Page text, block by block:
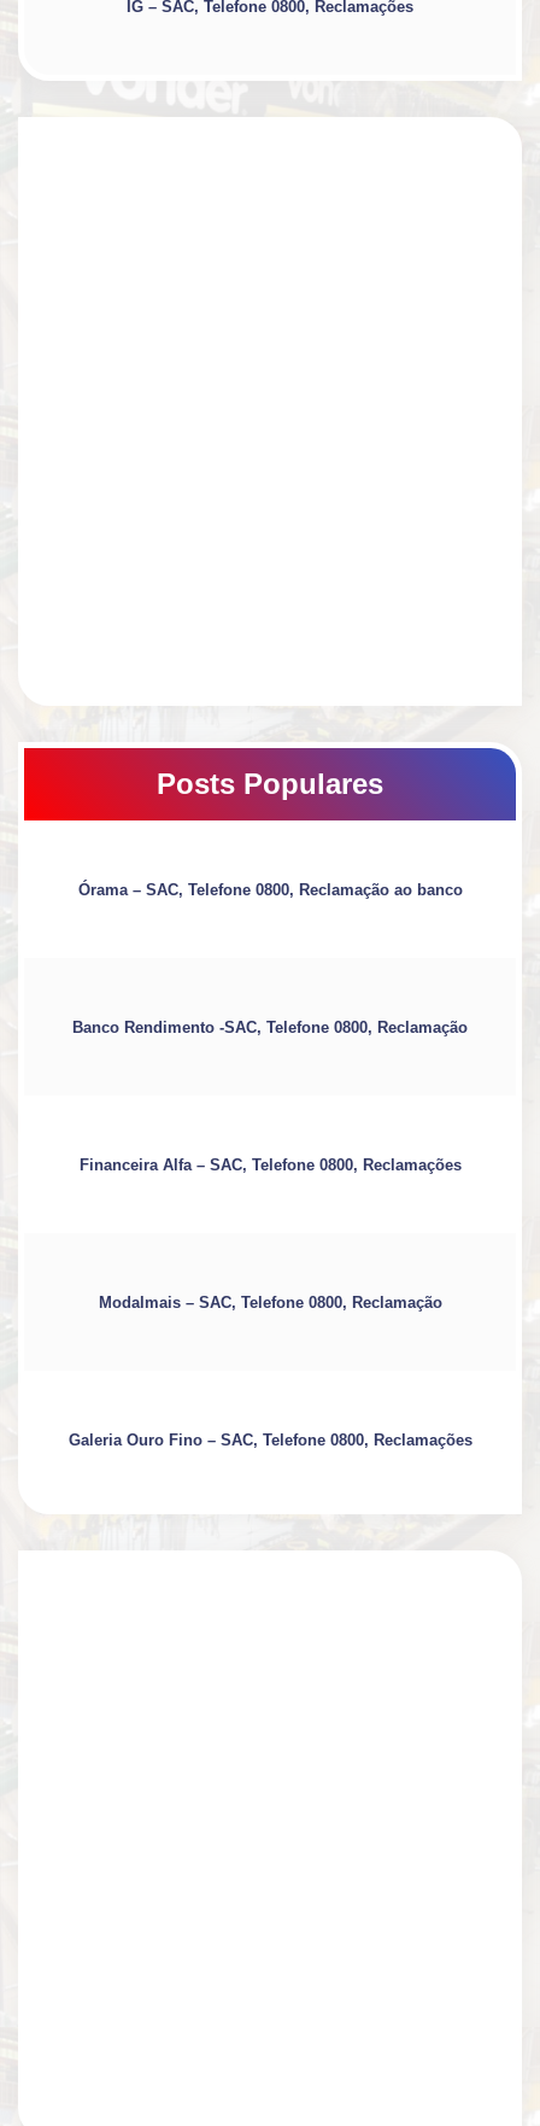
IG – SAC, Telefone 0800, Reclamações
Posts Populares
Órama – SAC, Telefone 0800, Reclamação ao banco
Banco Rendimento -SAC, Telefone 0800, Reclamação
Financeira Alfa – SAC, Telefone 0800, Reclamações
Modalmais – SAC, Telefone 0800, Reclamação
Galeria Ouro Fino – SAC, Telefone 0800, Reclamações